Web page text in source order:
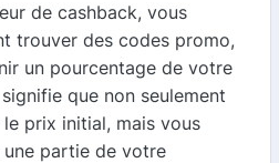
de cashback, vous
trouver des codes promo,
un pourcentage de votre
que non seulement
prix initial, mais vous
partie de votre